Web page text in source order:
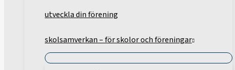
utveckla din förening
skolsamverkan – för skolor och föreningar